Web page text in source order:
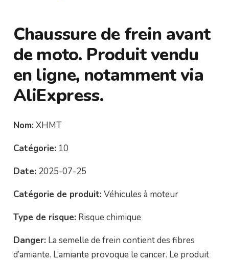
Chaussure de frein avant
de moto. Produit vendu
en ligne, notamment via
AliExpress.
Nom: XHMT
Catégorie: 10
Date: 2025-07-25
Catégorie de produit: Véhicules à moteur
Type de risque: Risque chimique
Danger: La semelle de frein contient des fibres
d’amiante. L’amiante provoque le cancer. Le produit